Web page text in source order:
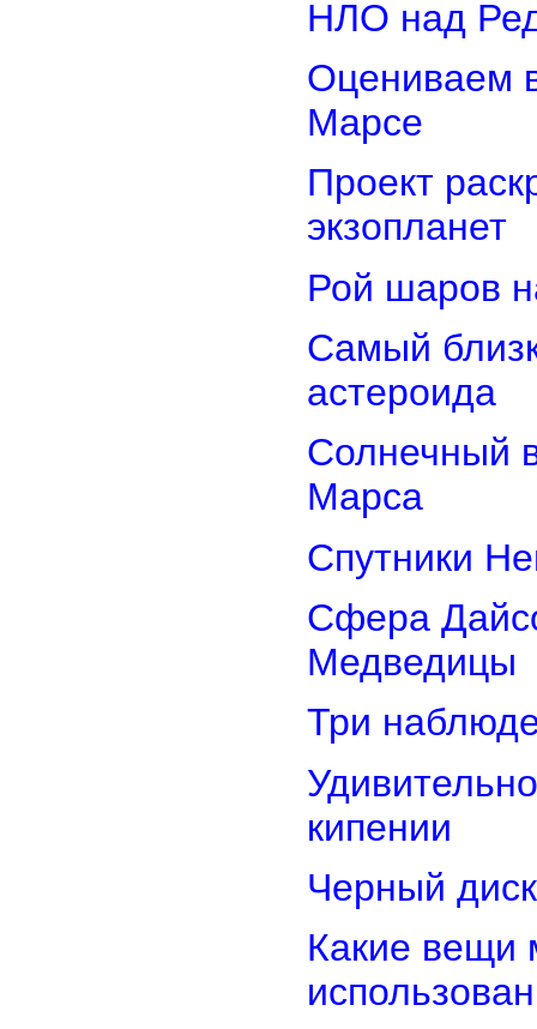
НЛО над
Оцениваем
Марсе
Проект
экзопланет
Рой шаров
Самый
астероида
Солнечный
Марса
Спутники
Сфера
Медведицы
Три
кипении
Черный
Какие вещи